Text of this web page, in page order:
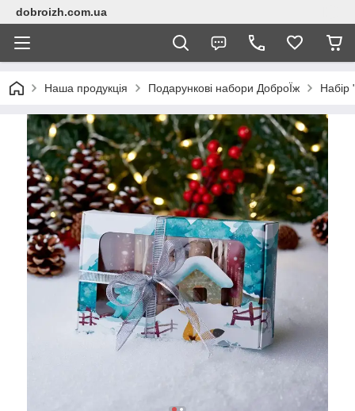
dobroizh.com.ua
Наша продукція Подарункові набори ДоброЇж Набір